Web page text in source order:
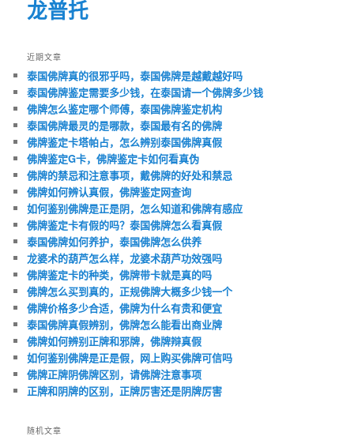
龙普托
近期文章
泰国佛牌真的很邪乎吗，泰国佛牌是越戴越好吗
泰国佛牌鉴定需要多少钱，在泰国请一个佛牌多少钱
佛牌怎么鉴定哪个师傅，泰国佛牌鉴定机构
泰国佛牌最灵的是哪款，泰国最有名的佛牌
佛牌鉴定卡塔帕占，怎么辨别泰国佛牌真假
佛牌鉴定G卡，佛牌鉴定卡如何看真伪
佛牌的禁忌和注意事项，戴佛牌的好处和禁忌
佛牌如何辨认真假，佛牌鉴定网查询
如何鉴别佛牌是正是阴，怎么知道和佛牌有感应
佛牌鉴定卡有假的吗？泰国佛牌怎么看真假
泰国佛牌如何养护，泰国佛牌怎么供养
龙婆术的葫芦怎么样，龙婆术葫芦功效强吗
佛牌鉴定卡的种类，佛牌带卡就是真的吗
佛牌怎么买到真的，正规佛牌大概多少钱一个
佛牌价格多少合适，佛牌为什么有贵和便宜
泰国佛牌真假辨别，佛牌怎么能看出商业牌
佛牌如何辨别正牌和邪牌，佛牌辩真假
如何鉴别佛牌是正是假，网上购买佛牌可信吗
佛牌正牌阴佛牌区别，请佛牌注意事项
正牌和阴牌的区别，正牌厉害还是阴牌厉害
随机文章